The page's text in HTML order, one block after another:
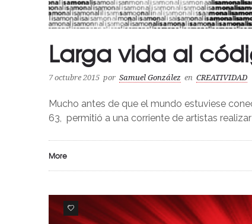
Larga vida al
7 octubre 2015 por Samuel González en CREATIVIDAD
Mucho antes de que el mundo estuviese
63, permitió a una corriente de artistas
More
0